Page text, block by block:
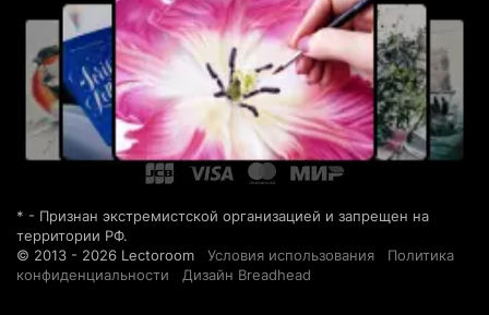
* - Признан экстремистской организацией и запрещен на
территории РФ.
© 2013 - 2026 Lectoroom Условия использования
Политика
конфиденциальности
Дизайн Breadhead